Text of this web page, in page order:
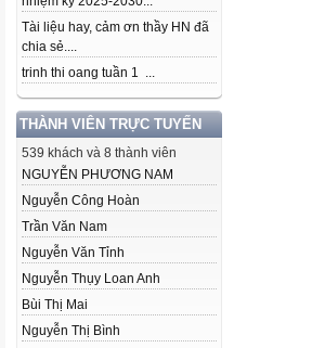
Tài liệu hay, cảm ơn thầy HN đã
chia sẻ....
trinh thi oang tuần 1 ...
THÀNH VIÊN TRỰC TUYẾN
539 khách và 8 thành viên
NGUYỄN PHƯƠNG NAM
Nguyễn Công Hoàn
Trần Văn Nam
Nguyễn Văn Tỉnh
Nguyễn Thụy Loan Anh
Bùi Thị Mai
Nguyễn Thị Bình